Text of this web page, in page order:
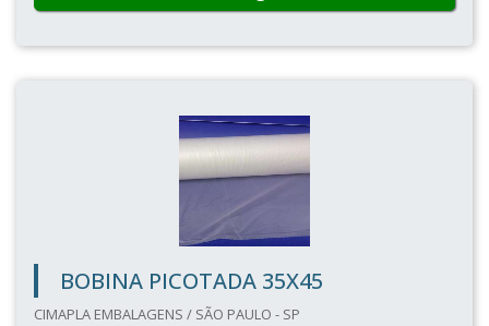
BOBINA PICOTADA 35X45
CIMAPLA EMBALAGENS / SÃO PAULO - SP